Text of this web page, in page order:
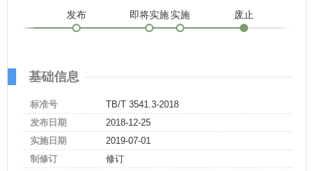
发布 即将实施实施 废止
基础信息
标准号
TB/T 3541.3-2018
发布日期
2018-12-25
实施日期
2019-07-01
制修订
修订